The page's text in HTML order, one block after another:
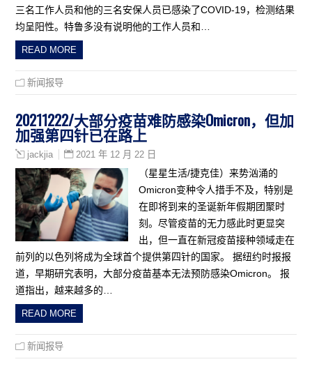
三名工作人员和他的三名安保人员已感染了COVID-19，检测结果
均呈阳性。特鲁多没有说明他的工作人员和…
READ MORE
新闻报导
20211222/大部分疫苗难防感染Omicron，但加
加强第四针已在路上
jackjia 2021 年 12 月 22 日
（星星生活/捷克佳）来势汹涌的
Omicron变种令人措手不及，特别是
在即将到来的圣诞新年假期团聚时
刻。尽管疫苗的无力感此时更显突
出，但一直在新冠疫苗接种领域走在
前列的以色列将成为全球首个提供第四针的国家。 据纽约时报报
道，早期研究表明，大部分疫苗基本无法预防感染Omicron。 报
道指出，越来越多的…
READ MORE
新闻报导